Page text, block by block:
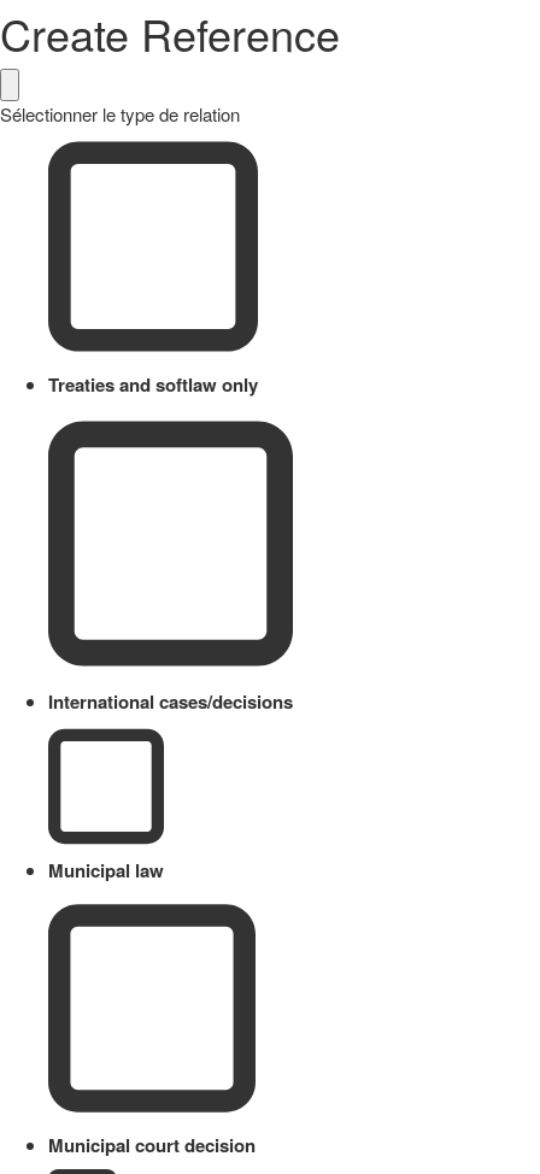
Create Reference
Sélectionner le type de relation
Treaties and softlaw only
International cases/decisions
Municipal law
Municipal court decision